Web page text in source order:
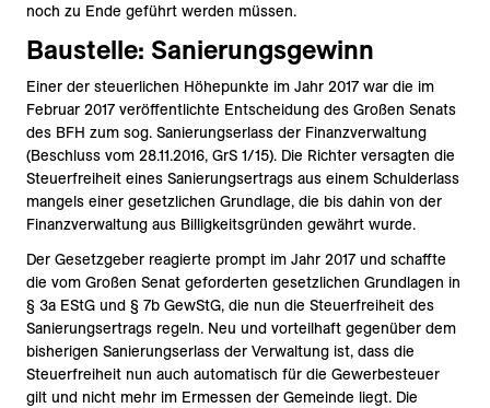
noch zu Ende geführt werden müssen.
Baustelle: Sanierungsgewinn
Einer der steuerlichen Höhepunkte im Jahr 2017 war die im
Februar 2017 veröffentlichte Entscheidung des Großen Senats
des BFH zum sog. Sanierungserlass der Finanzverwaltung
(Beschluss vom 28.11.2016, GrS 1/15). Die Richter versagten die
Steuerfreiheit eines Sanierungsertrags aus einem Schulderlass
mangels einer gesetzlichen Grundlage, die bis dahin von der
Finanzverwaltung aus Billigkeitsgründen gewährt wurde.
Der Gesetzgeber reagierte prompt im Jahr 2017 und schaffte
die vom Großen Senat geforderten gesetzlichen Grundlagen in
§ 3a EStG und § 7b GewStG, die nun die Steuerfreiheit des
Sanierungsertrags regeln. Neu und vorteilhaft gegenüber dem
bisherigen Sanierungserlass der Verwaltung ist, dass die
Steuerfreiheit nun auch automatisch für die Gewerbesteuer
gilt und nicht mehr im Ermessen der Gemeinde liegt. Die